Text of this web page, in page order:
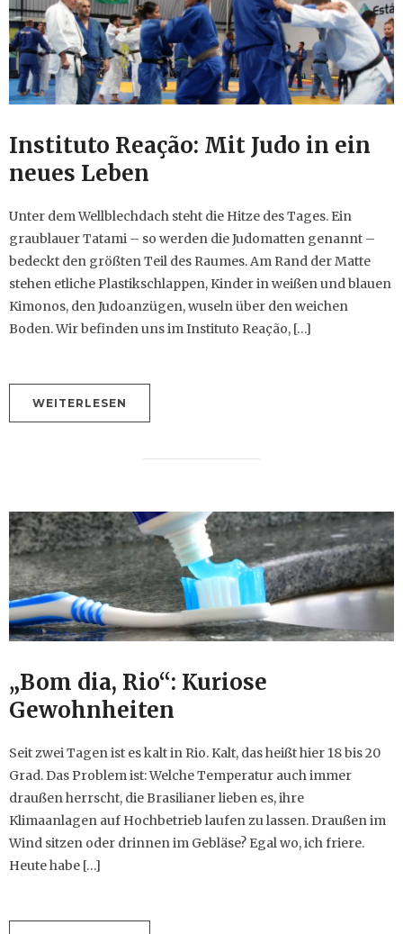
Instituto Reação: Mit Judo in ein
neues Leben
Unter dem Wellblechdach steht die Hitze des Tages. Ein
graublauer Tatami – so werden die Judomatten genannt –
bedeckt den größten Teil des Raumes. Am Rand der Matte
stehen etliche Plastikschlappen, Kinder in weißen und blauen
Kimonos, den Judoanzügen, wuseln über den weichen
Boden. Wir befinden uns im Instituto Reação, […]
WEITERLESEN
„Bom dia, Rio“: Kuriose
Gewohnheiten
Seit zwei Tagen ist es kalt in Rio. Kalt, das heißt hier 18 bis 20
Grad. Das Problem ist: Welche Temperatur auch immer
draußen herrscht, die Brasilianer lieben es, ihre
Klimaanlagen auf Hochbetrieb laufen zu lassen. Draußen im
Wind sitzen oder drinnen im Gebläse? Egal wo, ich friere.
Heute habe […]